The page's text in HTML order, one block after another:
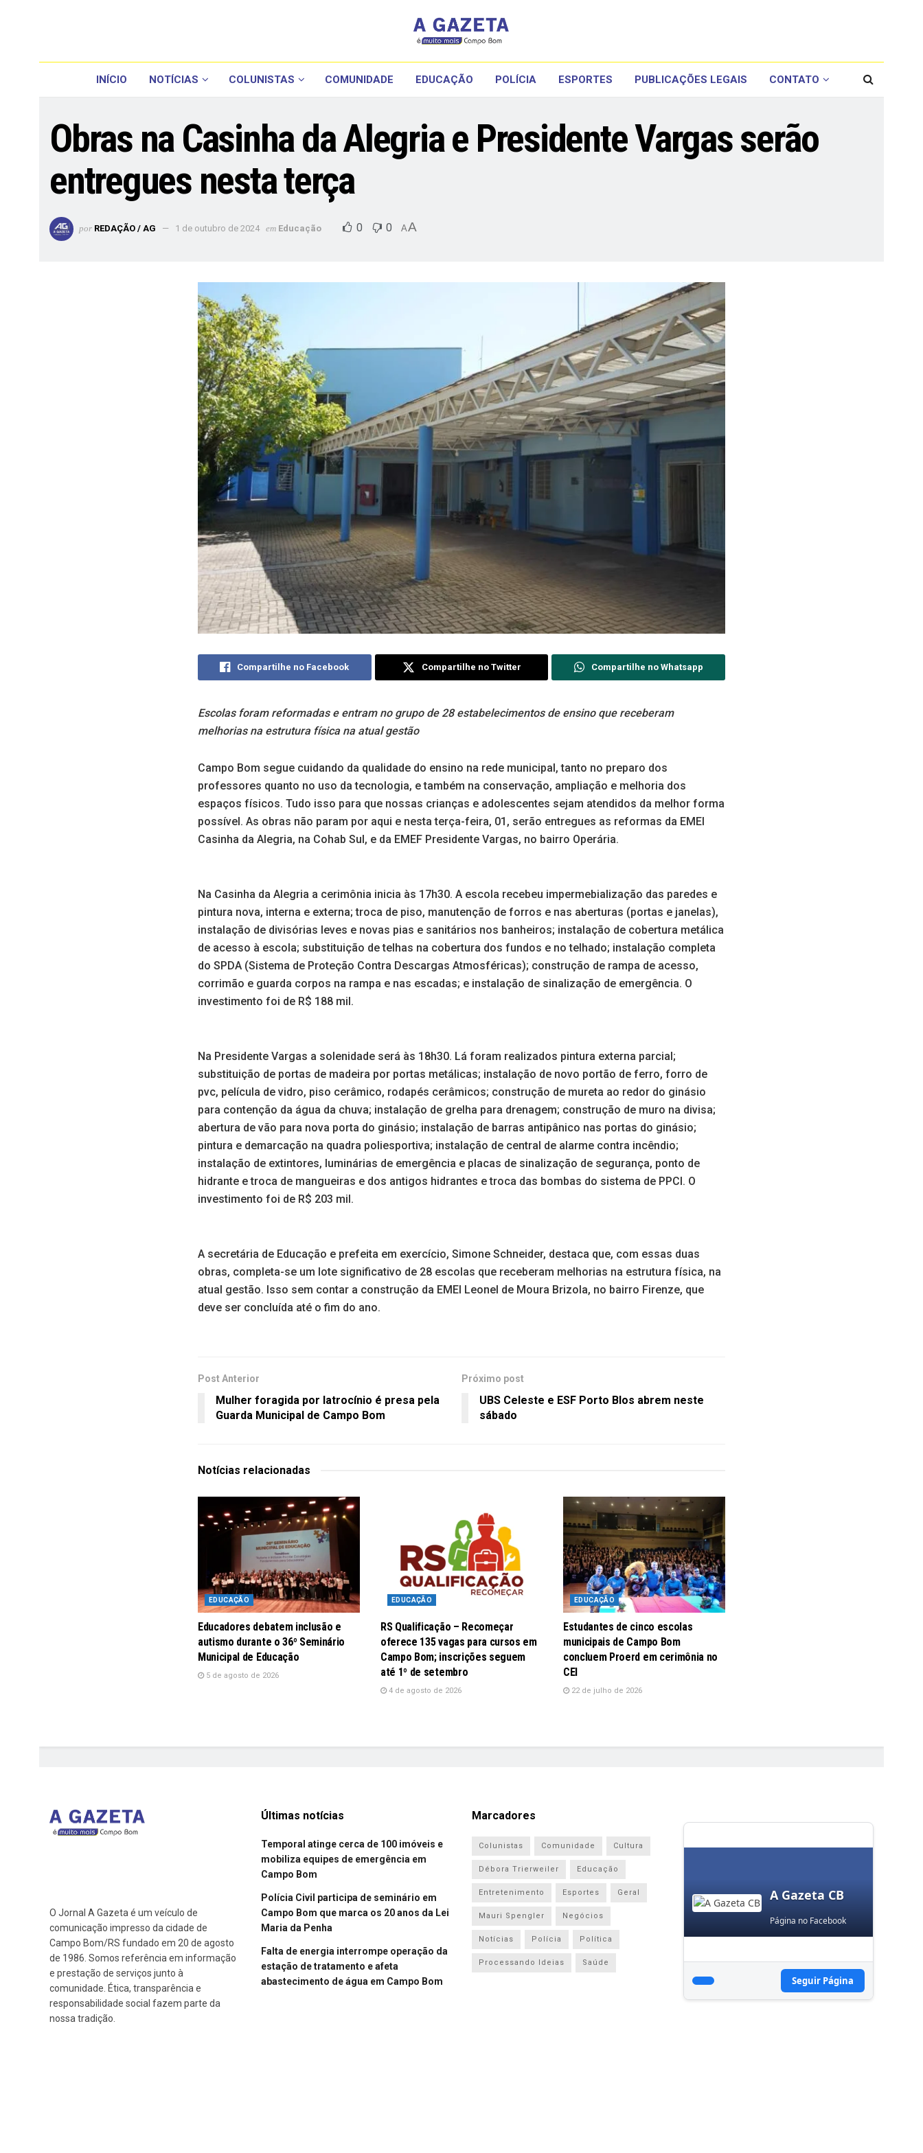
INÍCIO NOTÍCIAS COLUNISTAS COMUNIDADE EDUCAÇÃO POLÍCIA ESPORTES PUBLICAÇÕES LEGAIS CONTATO
Obras na Casinha da Alegria e Presidente Vargas serão
entregues nesta terça
por REDAÇÃO / AG 1 de outubro de 2024 em Educação 0 0 AA
Compartilhe no Facebook Compartilhe no Twitter Compartilhe no Whatsapp
Escolas foram reformadas e entram no grupo de 28 estabelecimentos de ensino que receberam
melhorias na estrutura física na atual gestão
Campo Bom segue cuidando da qualidade do ensino na rede municipal, tanto no preparo dos
professores quanto no uso da tecnologia, e também na conservação, ampliação e melhoria dos
espaços físicos. Tudo isso para que nossas crianças e adolescentes sejam atendidos da melhor forma
possível. As obras não param por aqui e nesta terça-feira, 01, serão entregues as reformas da EMEI
Casinha da Alegria, na Cohab Sul, e da EMEF Presidente Vargas, no bairro Operária.
Na Casinha da Alegria a cerimônia inicia às 17h30. A escola recebeu impermebialização das paredes e
pintura nova, interna e externa; troca de piso, manutenção de forros e nas aberturas (portas e janelas),
instalação de divisórias leves e novas pias e sanitários nos banheiros; instalação de cobertura metálica
de acesso à escola; substituição de telhas na cobertura dos fundos e no telhado; instalação completa
do SPDA (Sistema de Proteção Contra Descargas Atmosféricas); construção de rampa de acesso,
corrimão e guarda corpos na rampa e nas escadas; e instalação de sinalização de emergência. O
investimento foi de R$ 188 mil.
Na Presidente Vargas a solenidade será às 18h30. Lá foram realizados pintura externa parcial;
substituição de portas de madeira por portas metálicas; instalação de novo portão de ferro, forro de
pvc, película de vidro, piso cerâmico, rodapés cerâmicos; construção de mureta ao redor do ginásio
para contenção da água da chuva; instalação de grelha para drenagem; construção de muro na divisa;
abertura de vão para nova porta do ginásio; instalação de barras antipânico nas portas do ginásio;
pintura e demarcação na quadra poliesportiva; instalação de central de alarme contra incêndio;
instalação de extintores, luminárias de emergência e placas de sinalização de segurança, ponto de
hidrante e troca de mangueiras e dos antigos hidrantes e troca das bombas do sistema de PPCI. O
investimento foi de R$ 203 mil.
A secretária de Educação e prefeita em exercício, Simone Schneider, destaca que, com essas duas
obras, completa-se um lote significativo de 28 escolas que receberam melhorias na estrutura física, na
atual gestão. Isso sem contar a construção da EMEI Leonel de Moura Brizola, no bairro Firenze, que
deve ser concluída até o fim do ano.
Post Anterior
Mulher foragida por latrocínio é presa pela
Guarda Municipal de Campo Bom
Próximo post
UBS Celeste e ESF Porto Blos abrem neste
sábado
Notícias relacionadas
EDUCAÇÃO
Educadores debatem inclusão e
autismo durante o 36º Seminário
Municipal de Educação
5 de agosto de 2026
EDUCAÇÃO
RS Qualificação – Recomeçar
oferece 135 vagas para cursos em
Campo Bom; inscrições seguem
até 1º de setembro
4 de agosto de 2026
EDUCAÇÃO
Estudantes de cinco escolas
municipais de Campo Bom
concluem Proerd em cerimônia no
CEI
22 de julho de 2026
O Jornal A Gazeta é um veículo de
comunicação impresso da cidade de
Campo Bom/RS fundado em 20 de agosto
de 1986. Somos referência em informação
e prestação de serviços junto à
comunidade. Ética, transparência e
responsabilidade social fazem parte da
nossa tradição.
Últimas notícias
Temporal atinge cerca de 100 imóveis e
mobiliza equipes de emergência em
Campo Bom
Polícia Civil participa de seminário em
Campo Bom que marca os 20 anos da Lei
Maria da Penha
Falta de energia interrompe operação da
estação de tratamento e afeta
abastecimento de água em Campo Bom
Marcadores
Colunistas Comunidade Cultura
Débora Trierweiler Educação
Entretenimento Esportes Geral
Mauri Spengler Negócios
Notícias Polícia Política
Processando Ideias Saúde
A Gazeta CB
Página no Facebook
Seguir Página